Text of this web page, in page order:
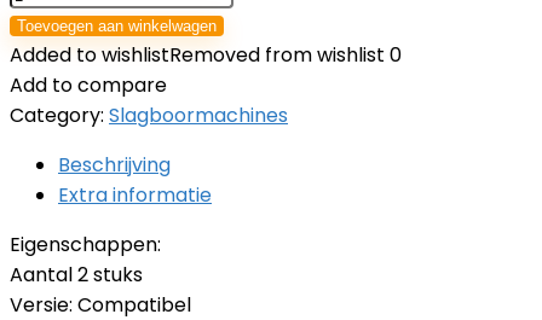
Toevoegen aan winkelwagen
Added to wishlistRemoved from wishlist 0
Add to compare
Category: Slagboormachines
Beschrijving
Extra informatie
Eigenschappen:
Aantal 2 stuks
Versie: Compatibel